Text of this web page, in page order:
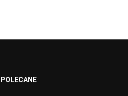
POLECANE